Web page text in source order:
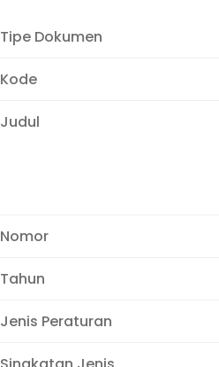
Tipe Dokumen
Kode
Judul
Nomor
Tahun
Jenis Peraturan